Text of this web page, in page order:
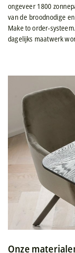
ongeveer 1800
van de broodnodige
Make to order-
dagelijks maatwerk
Onze